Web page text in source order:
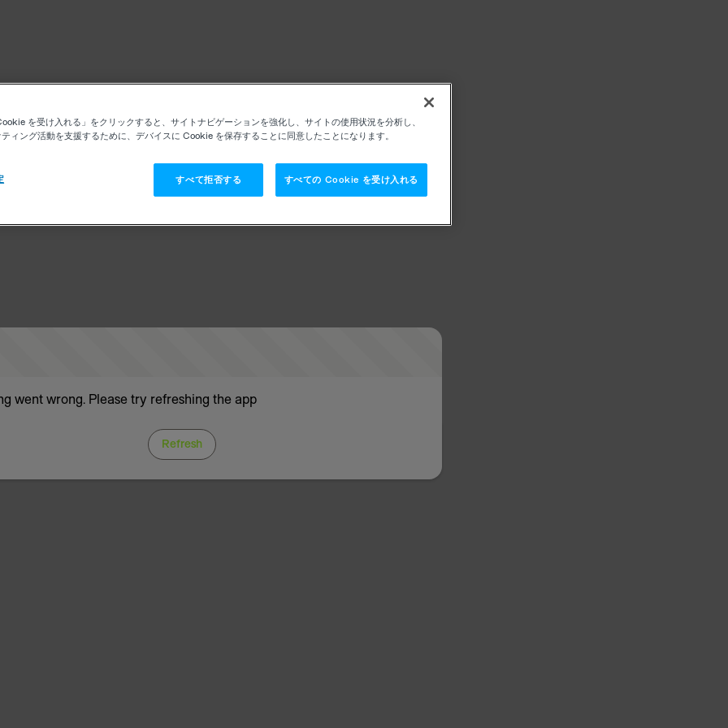
went wrong. Please try refreshing the app
Refresh
を受け入れる」をクリックすると、サイトナビゲーションを強化し、サイトの使用状況を分析し、
ィング活動を支援するために、デバイスに Cookie を保存することに同意したことになります。
すべて拒否する すべての Cookie を受け入れる